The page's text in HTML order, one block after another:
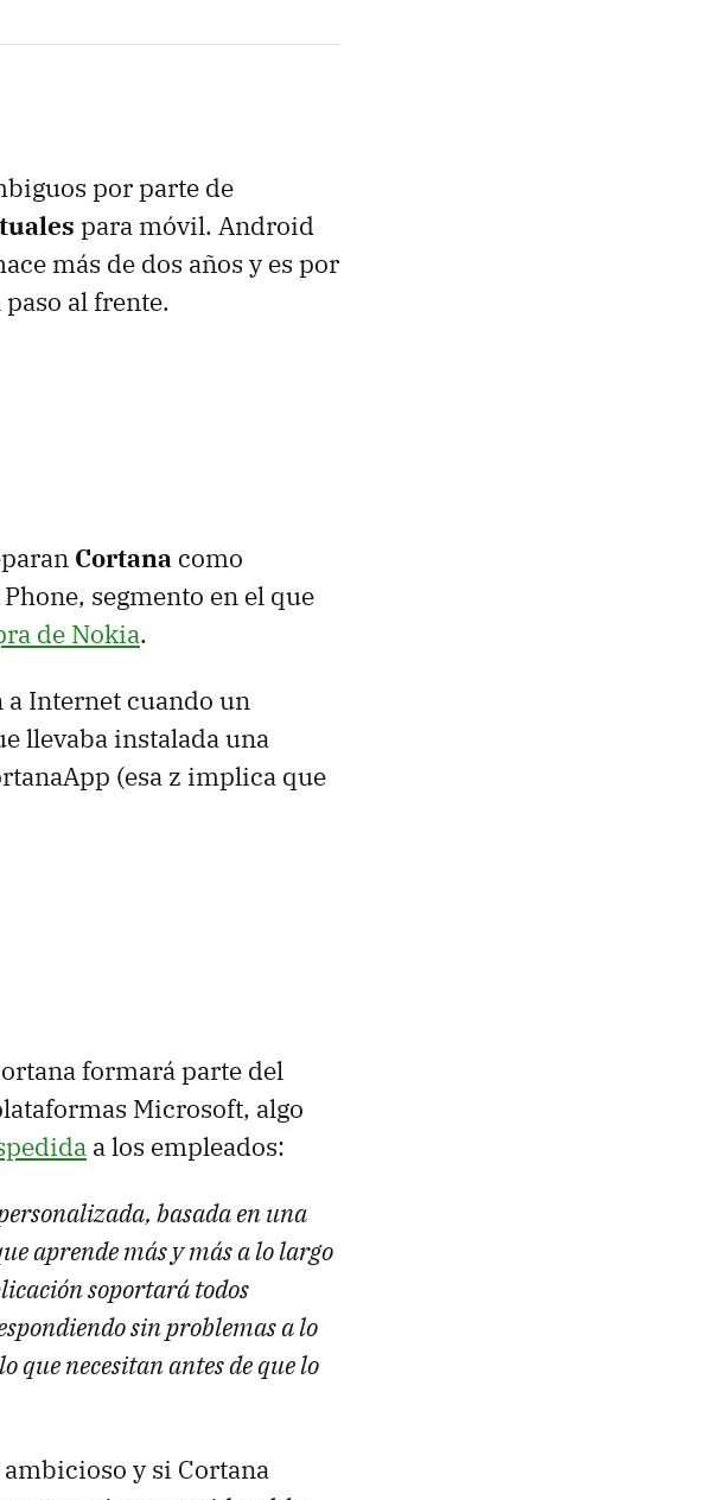
por parte de
para móvil. Android
más de dos años y es por
al frente.
Cortana como
segmento en el que
de Nokia.
a Internet cuando un
llevaba instalada una
(esa z implica que
formará parte del
Microsoft, algo
a los empleados:
basada en una
aprende más y más a lo largo
soportará todos
sin problemas a lo
que necesitan antes de que lo
y si Cortana